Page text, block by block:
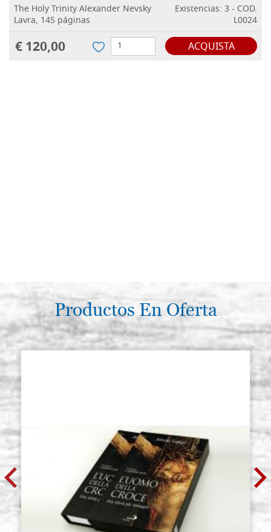
The Holy Trinity Alexander Nevsky
Lavra, 145 páginas
Existencias: 3 - COD.
L0024
€ 120,00 ACQUISTA
Productos En Oferta